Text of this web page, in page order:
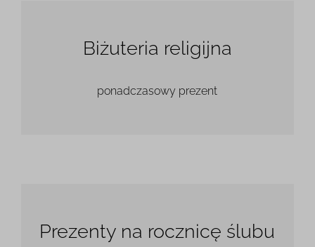
Biżuteria religijna
ponadczasowy prezent
Prezenty na rocznicę ślubu